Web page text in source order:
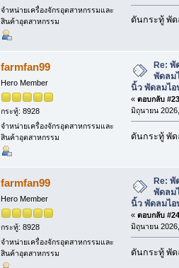
จำหน่ายเครื่องจักรอุตสาหกรรมและ
สินค้าอุตสาหกรรม
ดันกระทู้ พั
farmfan99
Hero Member
กระทู้: 8928
จำหน่ายเครื่องจักรอุตสาหกรรมและ
สินค้าอุตสาหกรรม
Re: พั
พัดลม
นิ้ว พัดลมไ
« ตอบกลับ
มิถุนายน
ดันกระทู้ พั
farmfan99
Hero Member
กระทู้: 8928
จำหน่ายเครื่องจักรอุตสาหกรรมและ
สินค้าอุตสาหกรรม
Re: พั
พัดลม
นิ้ว พัดลมไ
« ตอบกลับ
มิถุนายน
ดันกระทู้ พั